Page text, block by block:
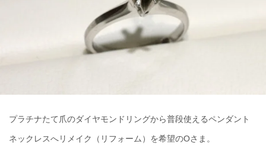
プラチナたて爪のダイヤモンドリングから普段使えるペンダント
ネックレスへリメイク（リフォーム）を希望のOさま。